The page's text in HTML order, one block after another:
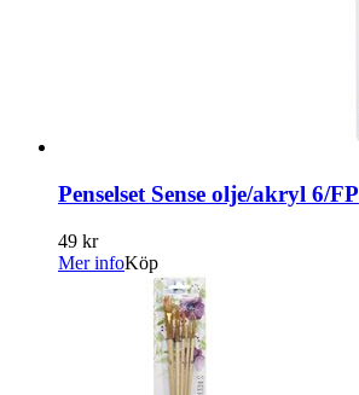
Penselset Sense olje/akryl 6/FP
49 kr
Mer infoKöp